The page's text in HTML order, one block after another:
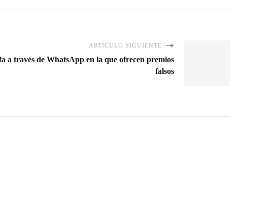
ARTÍCULO SIGUIENTE
a través de WhatsApp en la que ofrecen premios
falsos